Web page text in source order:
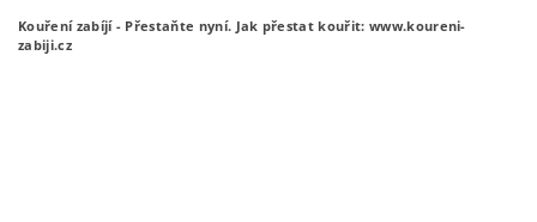
Kouření zabíjí - Přestaňte nyní. Jak přestat kouřit: www.koureni-
zabiji.cz